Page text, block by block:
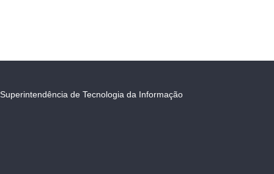
Superintendência de Tecnologia da Informação